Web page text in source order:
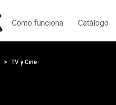
Cómo funciona Catálogo
TV y Cine